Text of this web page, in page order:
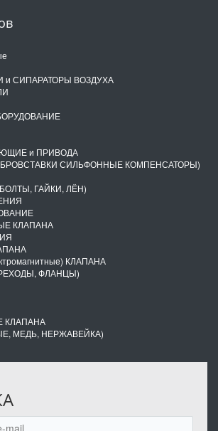
и СИПАРАТОРЫ ВОЗДУХА
и ПРИВОДА
СИЛЬФОННЫЕ КОМПЕНСАТОРЫ)
ГАЙКИ, ЛЁН)
КЛАПАНА
КЛАПАНА
ФЛАНЦЫ)
КЛАПАНА
МЕДЬ, НЕРЖАВЕЙКА)